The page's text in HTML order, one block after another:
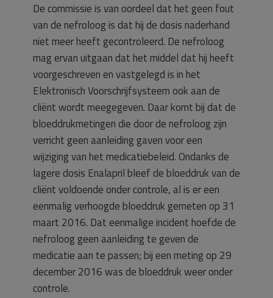
De commissie is van oordeel dat het geen fout
van de nefroloog is dat hij de dosis naderhand
niet meer heeft gecontroleerd. De nefroloog
mag ervan uitgaan dat het middel dat hij heeft
voorgeschreven en vastgelegd is in het
Elektronisch Voorschrijfsysteem ook aan de
cliënt wordt meegegeven. Daar komt bij dat de
bloeddrukmetingen die door de nefroloog zijn
verricht geen aanleiding gaven voor een
wijziging van het medicatiebeleid. Ondanks de
lagere dosis Enalapril bleef de bloeddruk van de
cliënt voldoende onder controle, al is er een
eenmalig verhoogde bloeddruk gemeten op 31
maart 2016. Dat eenmalige incident hoefde de
nefroloog geen aanleiding te geven de
medicatie aan te passen; bij een meting op 29
december 2016 was de bloeddruk weer onder
controle.